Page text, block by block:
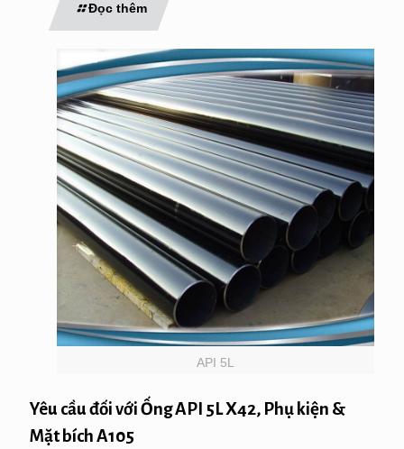
Đọc thêm
API 5L
Yêu cầu đối với Ống API 5L X42, Phụ kiện &
Mặt bích A105